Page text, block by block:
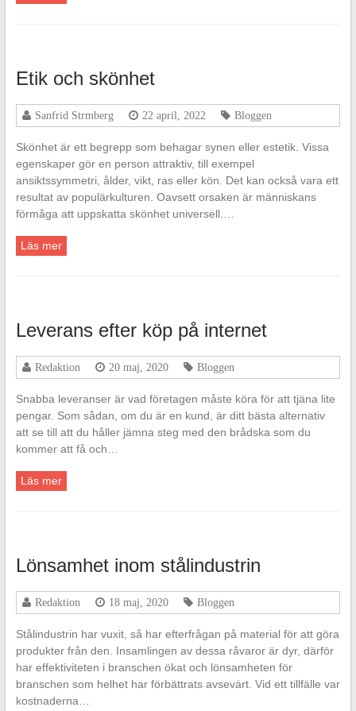
Etik och skönhet
Sanfrid Strmberg 22 april, 2022 Bloggen
Skönhet är ett begrepp som behagar synen eller estetik. Vissa
egenskaper gör en person attraktiv, till exempel
ansiktssymmetri, ålder, vikt, ras eller kön. Det kan också vara ett
resultat av populärkulturen. Oavsett orsaken är människans
förmåga att uppskatta skönhet universell.…
Läs mer
Leverans efter köp på internet
Redaktion 20 maj, 2020 Bloggen
Snabba leveranser är vad företagen måste köra för att tjäna lite
pengar. Som sådan, om du är en kund, är ditt bästa alternativ
att se till att du håller jämna steg med den brådska som du
kommer att få och…
Läs mer
Lönsamhet inom stålindustrin
Redaktion 18 maj, 2020 Bloggen
Stålindustrin har vuxit, så har efterfrågan på material för att göra
produkter från den. Insamlingen av dessa råvaror är dyr, därför
har effektiviteten i branschen ökat och lönsamheten för
branschen som helhet har förbättrats avsevärt. Vid ett tillfälle var
kostnaderna…